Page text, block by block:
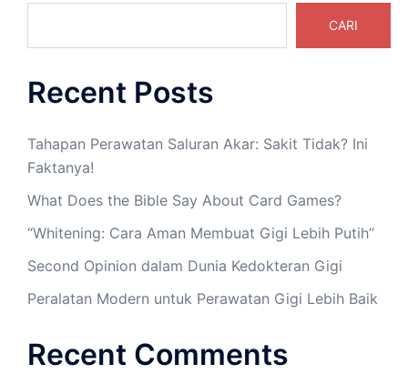
CARI
Recent Posts
Tahapan Perawatan Saluran Akar: Sakit Tidak? Ini
Faktanya!
What Does the Bible Say About Card Games?
“Whitening: Cara Aman Membuat Gigi Lebih Putih”
Second Opinion dalam Dunia Kedokteran Gigi
Peralatan Modern untuk Perawatan Gigi Lebih Baik
Recent Comments